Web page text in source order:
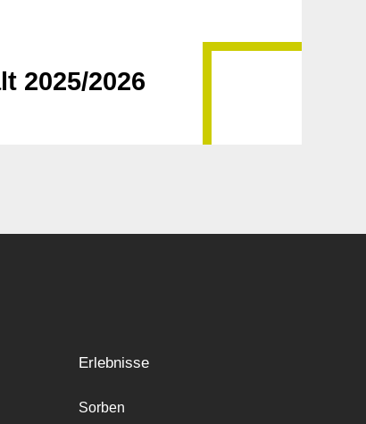
2025/2026
Erlebnisse
Sorben